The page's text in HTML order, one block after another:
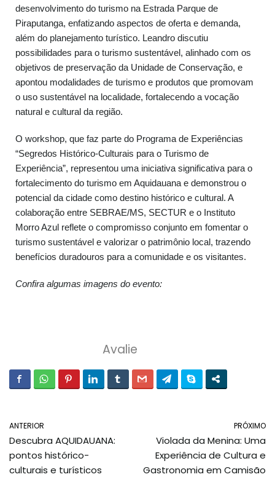
desenvolvimento do turismo na Estrada Parque de
Piraputanga, enfatizando aspectos de oferta e demanda,
além do planejamento turístico. Leandro discutiu
possibilidades para o turismo sustentável, alinhado com os
objetivos de preservação da Unidade de Conservação, e
apontou modalidades de turismo e produtos que promovam
o uso sustentável na localidade, fortalecendo a vocação
natural e cultural da região.
O workshop, que faz parte do Programa de Experiências
“Segredos Histórico-Culturais para o Turismo de
Experiência”, representou uma iniciativa significativa para o
fortalecimento do turismo em Aquidauana e demonstrou o
potencial da cidade como destino histórico e cultural. A
colaboração entre SEBRAE/MS, SECTUR e o Instituto
Morro Azul reflete o compromisso conjunto em fomentar o
turismo sustentável e valorizar o patrimônio local, trazendo
benefícios duradouros para a comunidade e os visitantes.
Confira algumas imagens do evento:
Avalie
ANTERIOR
Descubra AQUIDAUANA:
pontos histórico-
culturais e turísticos
PRÓXIMO
Violada da Menina: Uma
Experiência de Cultura e
Gastronomia em Camisão